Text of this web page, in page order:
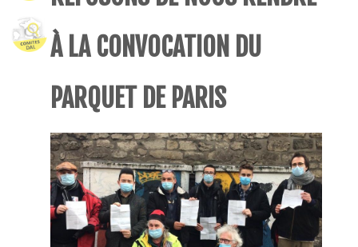
À LA CONVOCATION DU
PARQUET DE PARIS